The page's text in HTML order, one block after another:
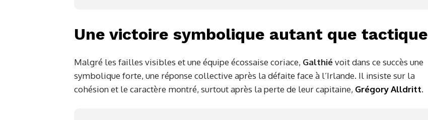
Une victoire symbolique autant que tactique
Malgré les failles visibles et une équipe écossaise coriace, Galthiévoit dans ce succès une
symbolique forte, une réponse collective après la défaite face à l’Irlande. Il insiste sur la
cohésion et le caractère montré, surtout après la perte de leur capitaine, Grégory Alldritt.